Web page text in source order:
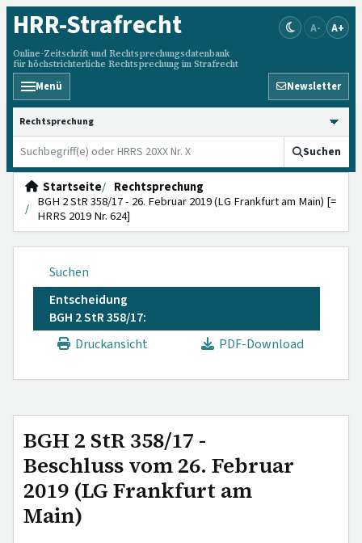
HRR-Strafrecht
Online-Zeitschrift und Rechtsprechungsdatenbank
für höchstrichterliche Rechtsprechung im Strafrecht
A- A+
Menü Newsletter
HRRS durchsuchen
Suchen
Startseite
Rechtsprechung
BGH 2 StR 358/17 - 26. Februar 2019 (LG Frankfurt am Main) [=
HRRS 2019 Nr. 624]
Suchen
Entscheidung
BGH 2 StR 358/17:
Druckansicht
PDF-Download
BGH 2 StR 358/17 -
Beschluss vom 26. Februar
2019 (LG Frankfurt am
Main)